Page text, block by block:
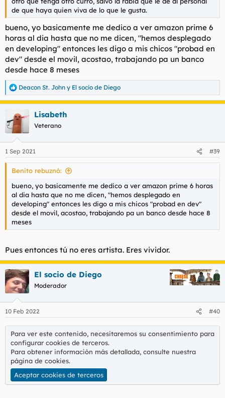
de que haya quien viva de lo que le gusta.
bueno, yo basicamente me dedico a ver amazon prime 6
horas al dia hasta que no me dicen, "hemos desplegado
en developing" entonces les digo a mis chicos "probad en
dev" desde el movil, acostao, trabajando pa un banco
desde hace 8 meses
R
e
a
c
i
e
s
Deacon St. John y El socio de Diego
Lisabeth
Veterano
1 Sep 2021 #39
Benito rebuznó:
bueno, yo basicamente me dedico a ver amazon prime 6 horas
al dia hasta que no me dicen, "hemos desplegado en
developing" entonces les digo a mis chicos "probad en dev"
desde el movil, acostao, trabajando pa un banco desde hace 8
meses
Pues entonces tú no eres artista. Eres vividor.
El socio de Diego
Moderador
10 Feb 2022 #40
Para ver este contenido, necesitaremos su consentimiento para
configurar cookies de terceros.
Para obtener información más detallada, consulte nuestra
página de cookies.
Aceptar cookies de terceros